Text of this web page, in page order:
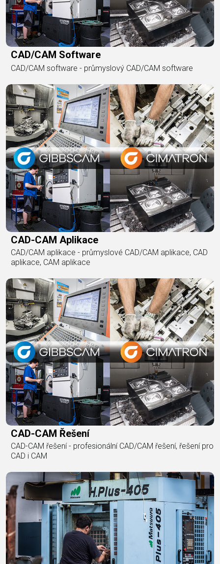
CAD/CAM Software
CAD/CAM software - průmyslový CAD/CAM software
CAD-CAM Aplikace
CAD/CAM aplikace - průmyslové CAD/CAM aplikace, CAD
aplikace, CAM aplikace
CAD-CAM Řešení
CAD-CAM řešení - profesionální CAD/CAM řešení, řešení pro
CAD i CAM